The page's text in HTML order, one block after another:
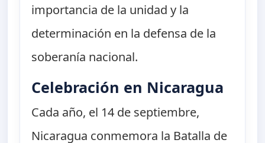
importancia de la unidad y la
determinación en la defensa de la
soberanía nacional.
Celebración en Nicaragua
Cada año, el 14 de septiembre,
Nicaragua conmemora la Batalla de